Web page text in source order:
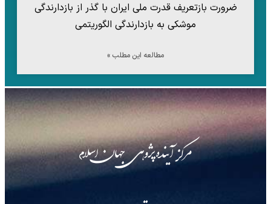
ضرورت بازتعریف قدرت ملی ایران با گذر از بازدارندگی
موشکی به بازدارندگی الگوریتمی
مطالعه این مطلب »
مرکز آینده‌پژوهی جهان اسلام